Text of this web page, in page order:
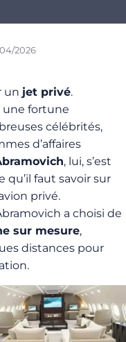
2026
un jet privé.
une fortune
célébrités,
d’affaires
, lui, s’est
qu’il faut savoir sur
privé.
a choisi de
sur mesure,
distances pour